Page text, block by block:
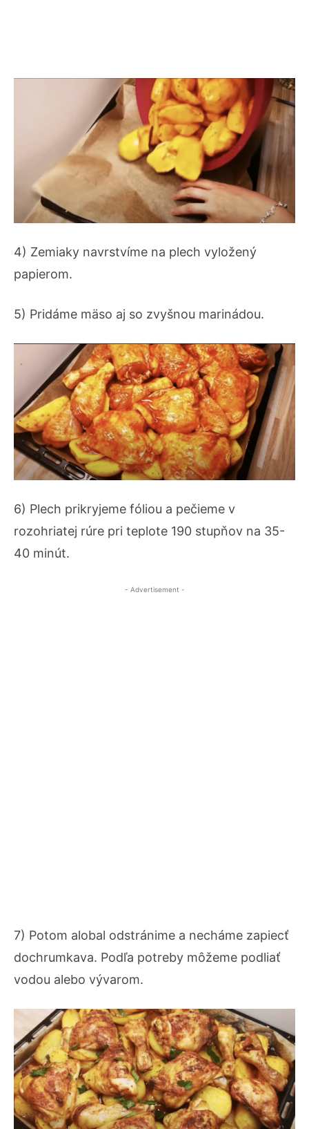
4) Zemiaky navrstvíme na plech vyložený
papierom.
5) Pridáme mäso aj so zvyšnou marinádou.
6) Plech prikryjeme fóliou a pečieme v
rozohriatej rúre pri teplote 190 stupňov na 35-
40 minút.
- Advertisement -
7) Potom alobal odstránime a necháme zapiecť
dochrumkava. Podľa potreby môžeme podliať
vodou alebo vývarom.